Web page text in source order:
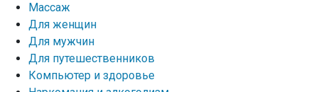
Массаж
Для женщин
Для мужчин
Для путешественников
Компьютер и здоровье